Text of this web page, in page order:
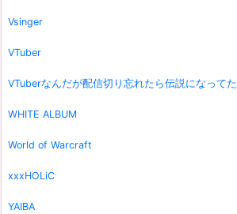
Vsinger
VTuber
VTuberなんだが配信切り忘れたら伝説になってた
WHITE ALBUM
World of Warcraft
xxxHOLiC
YAIBA